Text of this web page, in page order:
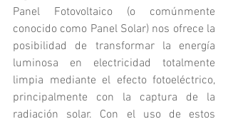
Panel Fotovoltaico (o comúnmente
conocido como Panel Solar) nos ofrece la
posibilidad de transformar la energía
luminosa en electricidad totalmente
limpia mediante el efecto fotoeléctrico,
principalmente con la captura de la
radiación solar. Con el uso de estos